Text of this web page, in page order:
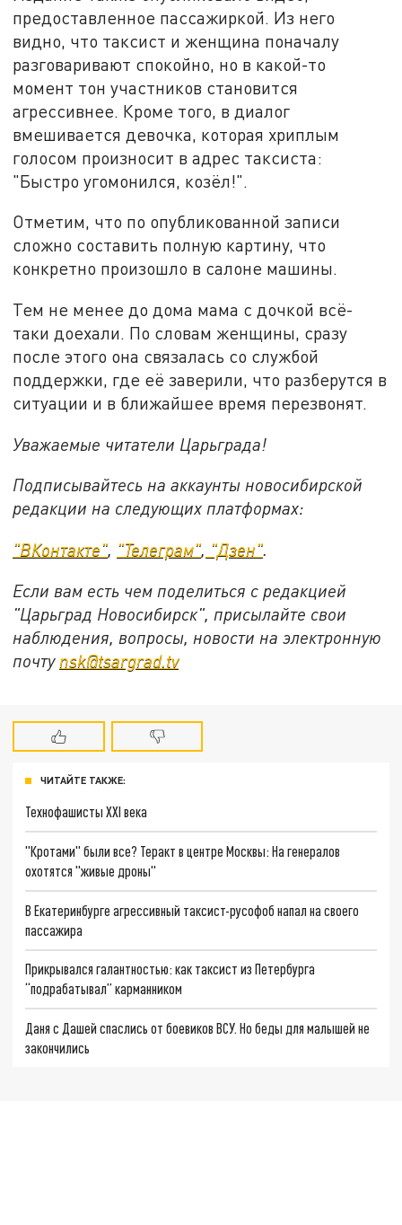
предоставленное пассажиркой. Из него
видно, что таксист и женщина поначалу
разговаривают спокойно, но в какой-то
момент тон участников становится
агрессивнее. Кроме того, в диалог
вмешивается девочка, которая хриплым
голосом произносит в адрес таксиста:
"Быстро угомонился, козёл!".
Отметим, что по опубликованной записи
сложно составить полную картину, что
конкретно произошло в салоне машины.
Тем не менее до дома мама с дочкой всё-
таки доехали. По словам женщины, сразу
после этого она связалась со службой
поддержки, где её заверили, что разберутся в
ситуации и в ближайшее время перезвонят.
Уважаемые читатели Царьграда!
Подписывайтесь на аккаунты новосибирской
редакции на следующих платформах:
"ВКонтакте", "Телеграм", "Дзен".
Если вам есть чем поделиться с редакцией
"Царьград Новосибирск", присылайте свои
наблюдения, вопросы, новости на электронную
почту nsk@tsargrad.tv
ЧИТАЙТЕ ТАКЖЕ:
Технофашисты XXI века
"Кротами" были все? Теракт в центре Москвы: На генералов
охотятся "живые дроны"
В Екатеринбурге агрессивный таксист-русофоб напал на своего
пассажира
Прикрывался галантностью: как таксист из Петербурга
“подрабатывал” карманником
Даня с Дашей спаслись от боевиков ВСУ. Но беды для малышей не
закончились